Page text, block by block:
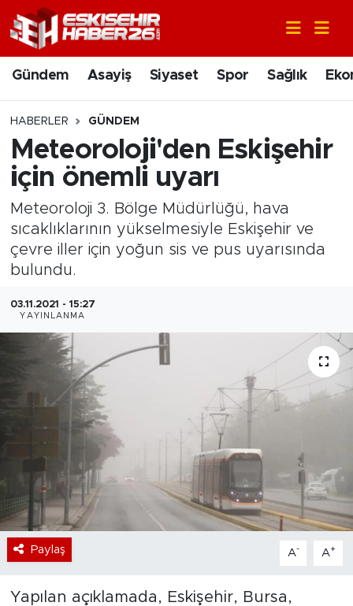
Gündem Asayiş Siyaset Spor Sağlık
HABERLER GÜNDEM
Meteoroloji'den Eskişehir
için önemli uyarı
Meteoroloji 3. Bölge Müdürlüğü, hava
sıcaklıklarının yükselmesiyle Eskişehir ve
çevre iller için yoğun sis ve pus uyarısında
bulundu.
03.11.2021 - 15:27
YAYINLANMA
Paylaş A- A+
Yapılan açıklamada, Eskişehir, Bursa,
Gündem
Asayiş
Siyaset
Spor
Sağlık
Ekonomi
Eğitim
Sanat
Bölge
Teknoloji
Magazin
Dünya
Sektör
Nöbetçi Eczaneler
Hava Durumu
Trafik Durumu
Süper Lig Puan Durumu ve Fikstür
Tüm Manşetler
Son Dakika Haberleri
Haber Arşivi